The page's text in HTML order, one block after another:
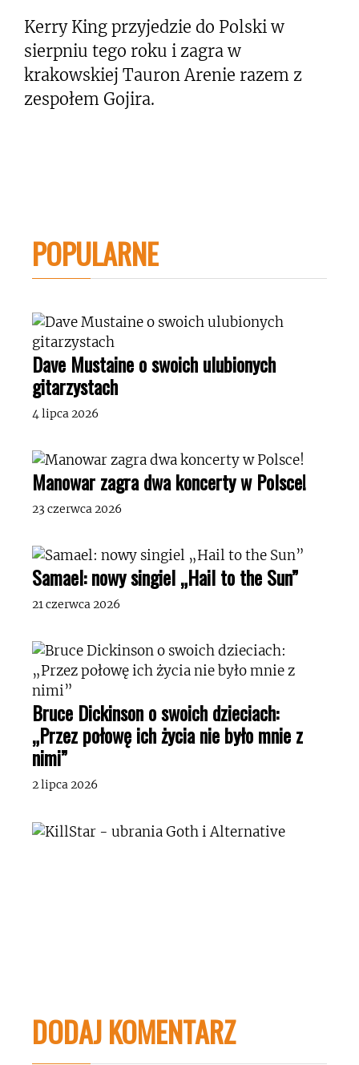
Kerry King przyjedzie do Polski w
sierpniu tego roku i zagra w
krakowskiej Tauron Arenie razem z
zespołem Gojira.
POPULARNE
Dave Mustaine o swoich ulubionych
gitarzystach
4 lipca 2026
Manowar zagra dwa koncerty w Polsce!
23 czerwca 2026
Samael: nowy singiel „Hail to the Sun”
21 czerwca 2026
Bruce Dickinson o swoich dzieciach:
„Przez połowę ich życia nie było mnie z
nimi”
2 lipca 2026
DODAJ KOMENTARZ